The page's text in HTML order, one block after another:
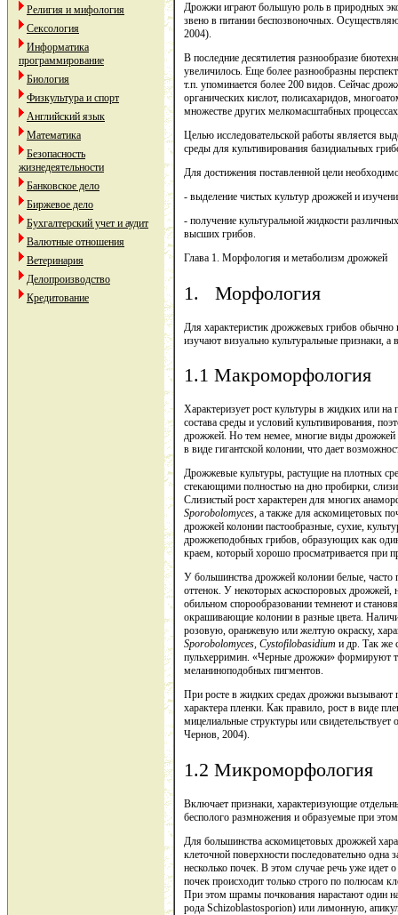
Религия и мифология
Сексология
Информатика
программирование
Биология
Физкультура и спорт
Английский язык
Математика
Безопасность
жизнедеятельности
Банковское дело
Биржевое дело
Бухгалтерский учет и аудит
Валютные отношения
Ветеринария
Делопроизводство
Кредитование
Дрожжи играют большую роль в природных
звено в питании беспозвоночных.
2004).
В последние десятилетия разнообразие
увеличилось. Еще более разнообразны
т.п. упоминается более 200 видов. Сейчас
органических кислот, полисахаридов,
множестве других мелкомасштабных
Целью исследовательской работы является
среды для культивирования базидиальных
Для достижения поставленной цели
- выделение чистых культур дрожжей и
- получение культуральной жидкости
высших грибов.
Глава 1. Морфология и метаболизм дрожжей
1. Морфология
Для характеристик дрожжевых грибов
изучают визуально культуральные признаки,
1.1 Макроморфология
Характеризует рост культуры в жидких или
состава среды и условий культивирования,
дрожжей. Но тем немее, многие виды дрожжей
в виде гигантской колонии, что дает
Дрожжевые культуры, растущие на плотных
стекающими полностью на дно пробирки,
Слизистый рост характерен для многих
Sporobolomyces, а также для аскомицетовых
дрожжей колонии пастообразные, сухие,
дрожжеподобных грибов, образующих как
краем, который хорошо просматривается при
У большинства дрожжей колонии белые, часто
оттенок. У некоторых аскоспоровых дрожжей,
обильном спорообразовании темнеют и
окрашивающие колонии в разные цвета.
розовую, оранжевую или желтую окраску,
Sporobolomyces, Cystofilobasidium и др. Так же
пульхерримин. «Черные дрожжи» формируют
меланиноподобных пигментов.
При росте в жидких средах дрожжи вызывают
характера пленки. Как правило, рост в виде
мицелиальные структуры или свидетельствует
Чернов, 2004).
1.2 Микроморфология
Включает признаки, характеризующие
бесполого размножения и образуемые при
Для большинства аскомицетовых дрожжей
клеточной поверхности последовательно
несколько почек. В этом случае речь уже
почек происходит только строго по полюсам
При этом шрамы почкования нарастают один
рода Schizoblastosporion) или лимонную,